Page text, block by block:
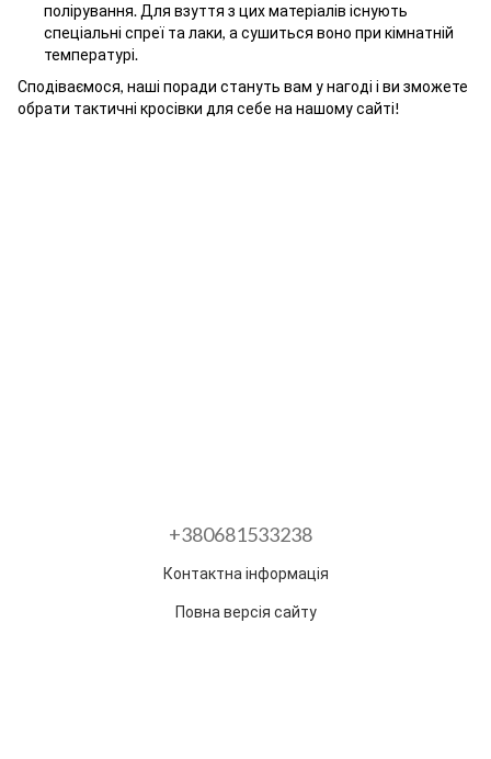
полірування. Для взуття з цих матеріалів існують
спеціальні спреї та лаки, а сушиться воно при кімнатній
температурі.
Сподіваємося, наші поради стануть вам у нагоді і ви зможете
обрати тактичні кросівки для себе на нашому сайті!
+380681533238
Контактна інформація
Повна версія сайту